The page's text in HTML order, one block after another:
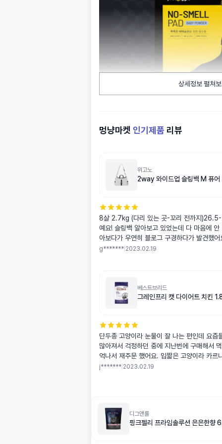
상세정보 펼쳐
멍냥마켓 인기제품 리뷰
위고노
2way 와이드업 슬링백 M 퓨어
8살 2.7kg (다리 있는 곳-꼬리 전까지
예요! 슬링백 알아보고 있었는데 다 마음에
아보다가 우연히 블로그 구경하다가 발견했
너무 괜찮고 디자인도 괜찮고 색도 너무 괜찮
베이지색에 회색이 추가된 색 같아요 인터넷
같지는 않지만 마음에 들어요!! 그리고 원단
거 조심하면 괜찮을 거 같아용 저희 멍멍이는 슬링백이 처음
이라서 훈련시켰더니 잘 들어가요! 다만 멍멍
건지 길이 늘리는 지퍼 안 늘리면 좀 불편할
늘려서 사용해요 같이 주신 포메라니안 키링 너무 귀여워요!!
저희 강아지가 포메는 아니지만 잘 달고 댕길
g******* 2023.02.19
베스트브리드
그레인프리 캣 다이어트 치킨
단두종 고양이라 눈물이 잘 나는 편인데 요즘
많아져서 걱정하던 중에 지난번에 구매해서
억나서 재주문 했어요. 입짧은 고양이라 카르
었었는데 베스트브리드 제품을 더 잘 먹어줘
j******* 2023.02.19
디그앤롤
핑크젤리 프라임솔루션 은은한향